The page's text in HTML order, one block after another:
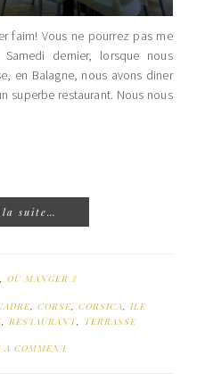
faim! Vous ne pourrez pas me
dernier, lorsque nous
en Balagne, nous avons diner
superbe restaurant. Nous nous
suite…
, OÙ MANGER ?
, CORSE, CORSICA, ILE
, RESTAURANT, TERRASSE
A COMMENT